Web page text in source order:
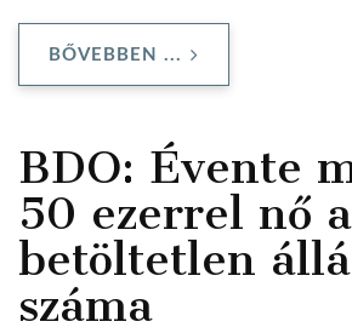
BŐVEBBEN ...
BDO: Évente
50 ezerrel nő a
betöltetlen
száma